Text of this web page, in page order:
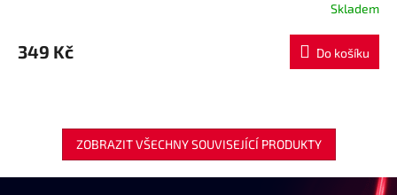
Skladem
349 Kč Do košíku
ZOBRAZIT VŠECHNY SOUVISEJÍCÍ PRODUKTY